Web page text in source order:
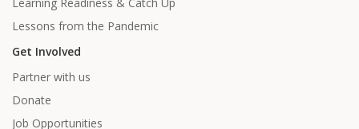
Lessons from the Pandemic
Get Involved
Partner with us
Donate
Job Opportunities